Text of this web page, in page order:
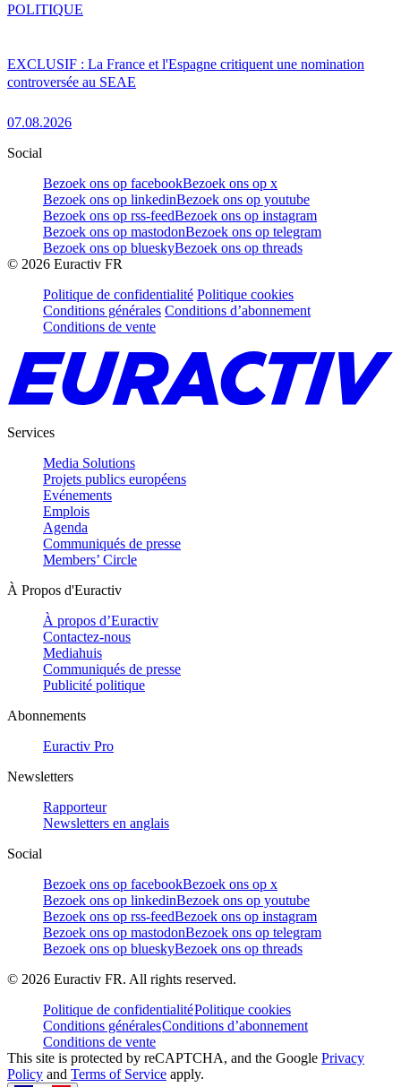
EXCLUSIF : La France et l'Espagne critiquent une nomination
controversée au SEAE
07.08.2026
POLITIQUE
Social
Bezoek ons op facebookBezoek ons op x
Bezoek ons op linkedinBezoek ons op youtube
Bezoek ons op rss-feedBezoek ons op instagram
Bezoek ons op mastodonBezoek ons op telegram
Bezoek ons op blueskyBezoek ons op threads
© 2026 Euractiv FR
Politique de confidentialité Politique cookies
Conditions générales Conditions d’abonnement
Conditions de vente
Services
Media Solutions
Projets publics européens
Evénements
Emplois
Agenda
Communiqués de presse
Members’ Circle
À Propos d'Euractiv
À propos d’Euractiv
Contactez-nous
Mediahuis
Communiqués de presse
Publicité politique
Abonnements
Euractiv Pro
Newsletters
Rapporteur
Newsletters en anglais
Social
Bezoek ons op facebookBezoek ons op x
Bezoek ons op linkedinBezoek ons op youtube
Bezoek ons op rss-feedBezoek ons op instagram
Bezoek ons op mastodonBezoek ons op telegram
Bezoek ons op blueskyBezoek ons op threads
© 2026 Euractiv FR. All rights reserved.
Politique de confidentialitéPolitique cookies
Conditions généralesConditions d’abonnement
Conditions de vente
This site is protected by reCAPTCHA, and the Google Privacy
Policy and Terms of Service apply.